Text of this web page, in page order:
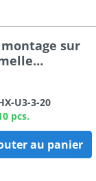
montage sur
corde
2m
U3-3-20
pcs.
au panier